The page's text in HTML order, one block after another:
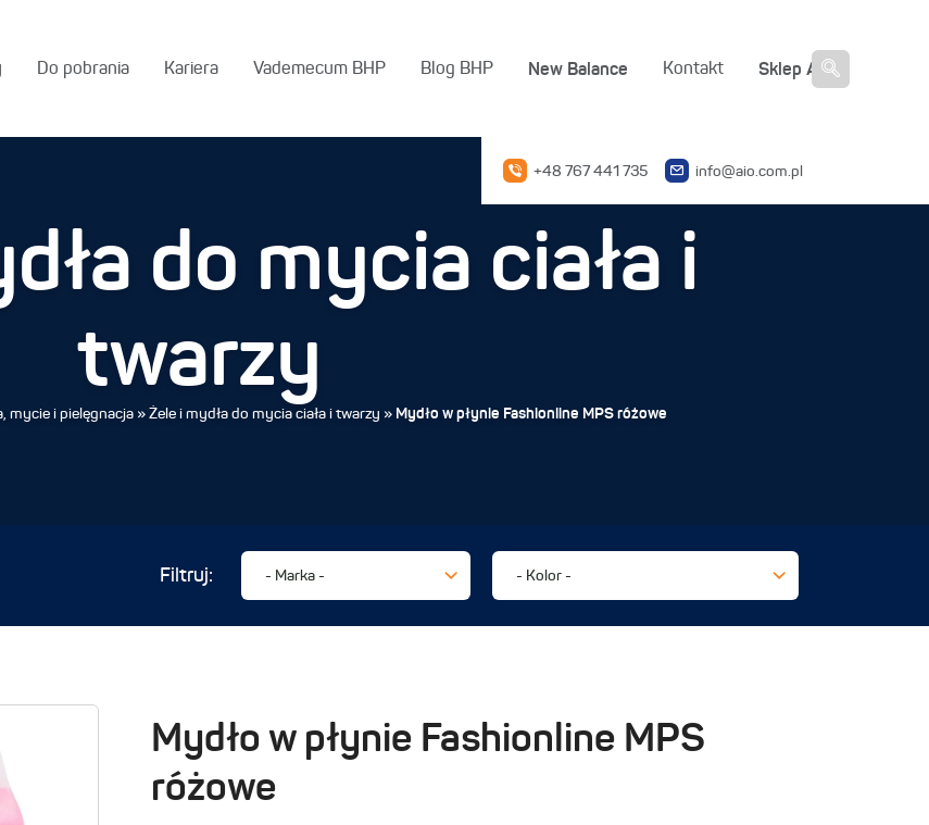
Do pobrania Kariera Vademecum BHP Blog BHP New Balance Kontakt Sklep AIO
+48 767 441 735 info@aio.com.pl
do mycia ciała i
twarzy
mycie i pielęgnacja »Żele i mydła do mycia ciała i twarzy » Mydło w płynie Fashionline MPS różowe
Filtruj:
Mydło w płynie Fashionline MPS
różowe